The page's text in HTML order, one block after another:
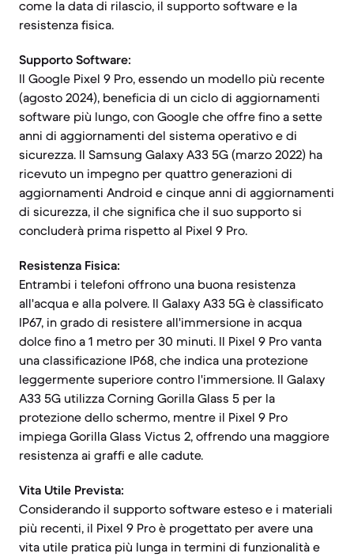
come la data di rilascio, il supporto software e la
resistenza fisica.
Supporto Software:
Il Google Pixel 9 Pro, essendo un modello più recente
(agosto 2024), beneficia di un ciclo di aggiornamenti
software più lungo, con Google che offre fino a sette
anni di aggiornamenti del sistema operativo e di
sicurezza. Il Samsung Galaxy A33 5G (marzo 2022) ha
ricevuto un impegno per quattro generazioni di
aggiornamenti Android e cinque anni di aggiornamenti
di sicurezza, il che significa che il suo supporto si
concluderà prima rispetto al Pixel 9 Pro.
Resistenza Fisica:
Entrambi i telefoni offrono una buona resistenza
all'acqua e alla polvere. Il Galaxy A33 5G è classificato
IP67, in grado di resistere all'immersione in acqua
dolce fino a 1 metro per 30 minuti. Il Pixel 9 Pro vanta
una classificazione IP68, che indica una protezione
leggermente superiore contro l'immersione. Il Galaxy
A33 5G utilizza Corning Gorilla Glass 5 per la
protezione dello schermo, mentre il Pixel 9 Pro
impiega Gorilla Glass Victus 2, offrendo una maggiore
resistenza ai graffi e alle cadute.
Vita Utile Prevista:
Considerando il supporto software esteso e i materiali
più recenti, il Pixel 9 Pro è progettato per avere una
vita utile pratica più lunga in termini di funzionalità e